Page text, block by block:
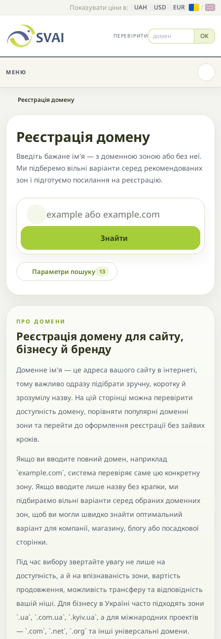
Показувати ціни в: UAH USD EUR /
ПЕРЕВІРИТИ OK
МЕНЮ
Головна
Реєстрація домену
Реєстрація домену
Введіть бажане ім'я — з доменною зоною або без неї.
Ми підберемо вільні варіанти серед рекомендованих
зон і підготуємо посилання на реєстрацію.
Домен або назва
Знайти
Параметри пошуку 13
ПРО ДОМЕНИ
Реєстрація домену для сайту,
бізнесу й бренду
Доменне ім'я — це адреса вашого сайту в інтернеті,
тому важливо одразу підібрати зручну, коротку й
зрозумілу назву. На цій сторінці можна перевірити
доступність домену, порівняти популярні доменні
зони та перейти до оформлення реєстрації без зайвих
кроків.
Якщо ви вводите повний домен, наприклад
`example.com`, система перевіряє саме цю конкретну
зону. Якщо вводите лише назву без крапки, ми
підбираємо вільні варіанти серед обраних доменних
зон, щоб ви могли швидко знайти оптимальний
варіант для компанії, магазину, блогу або посадкової
сторінки.
Під час вибору звертайте увагу не лише на
доступність, а й на впізнаваність зони, вартість
продовження, можливість трансферу та відповідність
вашій ніші. Для бізнесу в Україні часто підходять зони
`.ua`, `.com.ua`, `.kyiv.ua`, а для міжнародних проектів
— `.com`, `.net`, `.org` та інші універсальні домени.